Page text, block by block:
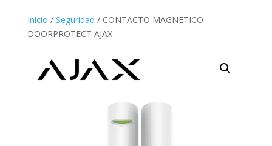
Inicio / Seguridad / CONTACTO MAGNETICO
DOORPROTECT AJAX